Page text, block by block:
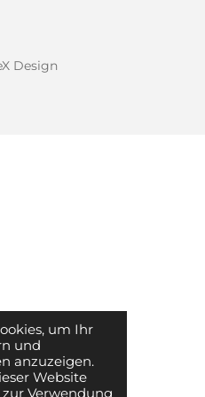
um Ihr
und
anzuzeigen.
Website
Verwendung
Design